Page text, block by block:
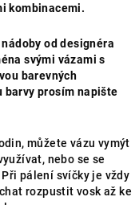
kombinacemi.
od designéra
svými vázami s
barevných
barvy prosím napište
můžete vázu vymýt
nebo se se
pálení svíčky je vždy
rozpustit vosk až ke